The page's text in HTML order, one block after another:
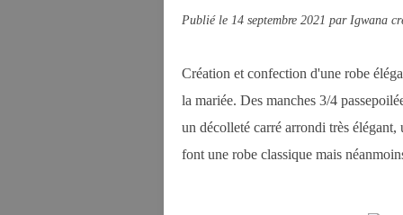
Publié le 14 septembre 2021 par Igwana
Création et confection d'une robe
la mariée. Des manches 3/4
un décolleté carré arrondi très
font une robe classique mais